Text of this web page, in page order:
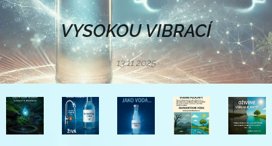
VYSOKOU VIBRACÍ
13.11.2025